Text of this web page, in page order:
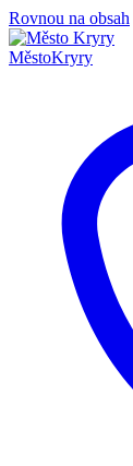
Rovnou na obsah
MěstoKryry